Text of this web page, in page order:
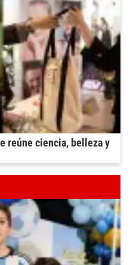
reúne ciencia, belleza y